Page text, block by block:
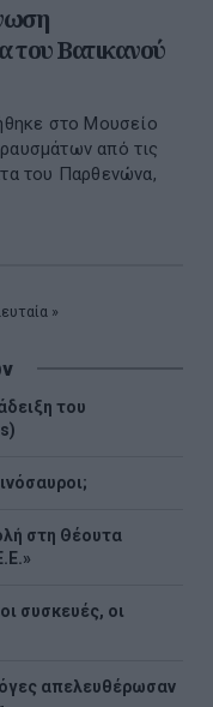
Βατικανού
στο Μουσείο
από τις
του Παρθενώνα,
»
του
στη Θέουτα
συσκευές, οι
απελευθέρωσαν